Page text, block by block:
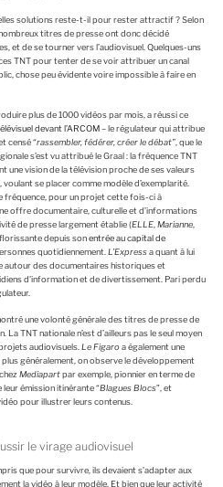
solutions reste-t-il pour rester attractif ? Selon
titres de presse ont donc décidé
et de se tourner vers l’audiovisuel. Quelques-uns
TNT pour tenter de se voir attribuer un canal
chose peu évidente voire impossible à faire en
plus de 1000 vidéos par mois, a réussi ce
devant l’ARCOM– le régulateur qui attribue
censé “rassembler, fédérer, créer le débat”, que le
s’est vu attribué le Graal : la fréquence TNT
une vision de la télévision proche de ses valeurs
se placer comme modèle d’exemplarité.
fréquence, pour un projet cette fois-ci à
offre documentaire, culturelle et d’informations
de presse largement établie (ELLE,Marianne,
depuis sonentrée au capital de
quotidiennement.L’Expressa quant à lui
autour des documentaires historiques et
d’information et de divertissement. Pari perdu
une volonté générale des titres de presse de
TNT nationale n’est d’ailleurs pas le seul moyen
audiovisuels.Le Figaroa également une
généralement, on observe le développement
Mediapartpar exemple, pionnier en terme de
leur émission itinérante “Blagues Blocs”, et
pour illustrer leurs contenus.
le virage audiovisuel
que pour survivre, ils devaient s’adapter aux
la vidéo à leur modèle. Et bien que leur activité